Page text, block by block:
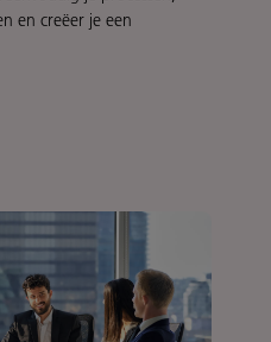
en creëer je een